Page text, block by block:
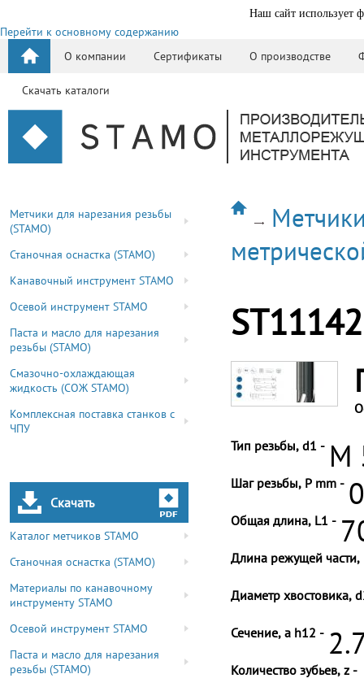
Наш сайт использует
Перейти к основному содержанию
О компании
Сертификаты О производстве
Скачать каталоги
Метчики для нарезания резьбы
(STAMO)
Станочная оснастка (STAMO)
Канавочный инструмент STAMO
Осевой инструмент STAMO
Паста и масло для нарезания
резьбы (STAMO)
Смазочно-охлаждающая
жидкость (СОЖ STAMO)
Комплексная поставка станков с
ЧПУ
Скачать
Каталог метчиков STAMO
Станочная оснастка (STAMO)
Материалы по канавочному
инструменту STAMO
Осевой инструмент STAMO
Паста и масло для нарезания
резьбы (STAMO)
Тип резьбы, d1 - M
Шаг резьбы, P mm -
Общая длина, L1 -
Длина режущей части,
Диаметр хвостовика,
Сечение, a h12 -
Количество зубьев, z -